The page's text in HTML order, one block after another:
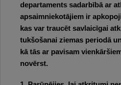
departaments sadarbībā ar
apsaimniekotājiem ir
kas var traucēt savlaicīgai
tukšošanai ziemas periodā
kā tās ar pavisam
novērst.